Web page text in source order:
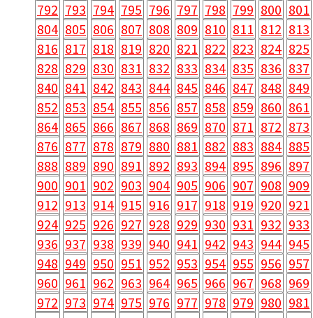
792 793 794 795 796 797 798 799 800 801
804 805 806 807 808 809 810 811 812 813
816 817 818 819 820 821 822 823 824 825
828 829 830 831 832 833 834 835 836 837
840 841 842 843 844 845 846 847 848 849
852 853 854 855 856 857 858 859 860 861
864 865 866 867 868 869 870 871 872 873
876 877 878 879 880 881 882 883 884 885
888 889 890 891 892 893 894 895 896 897
900 901 902 903 904 905 906 907 908 909
912 913 914 915 916 917 918 919 920 921
924 925 926 927 928 929 930 931 932 933
936 937 938 939 940 941 942 943 944 945
948 949 950 951 952 953 954 955 956 957
960 961 962 963 964 965 966 967 968 969
972 973 974 975 976 977 978 979 980 981